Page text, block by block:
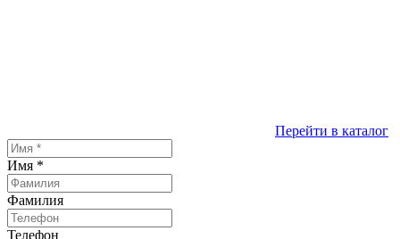
Перейти в каталог
Имя *
Фамилия
Телефон